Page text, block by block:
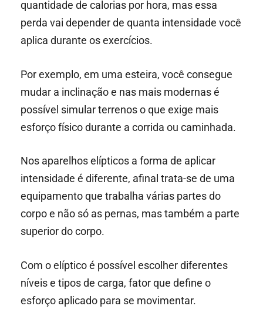
quantidade de calorias por hora, mas essa
perda vai depender de quanta intensidade você
aplica durante os exercícios.
Por exemplo, em uma esteira, você consegue
mudar a inclinação e nas mais modernas é
possível simular terrenos o que exige mais
esforço físico durante a corrida ou caminhada.
Nos aparelhos elípticos a forma de aplicar
intensidade é diferente, afinal trata-se de uma
equipamento que trabalha várias partes do
corpo e não só as pernas, mas também a parte
superior do corpo.
Com o elíptico é possível escolher diferentes
níveis e tipos de carga, fator que define o
esforço aplicado para se movimentar.